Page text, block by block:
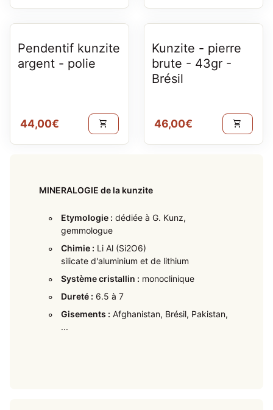
Pendentif kunzite
argent - polie
Prix normal
44,00€ shopping_cart
Kunzite - pierre
brute - 43gr -
Brésil
Prix normal
46,00€ shopping_cart
MINERALOGIE de la kunzite
Etymologie : dédiée à G. Kunz,
gemmologue
Chimie : Li Al (Si2O6)
silicate d'aluminium et de lithium
Système cristallin : monoclinique
Dureté : 6.5 à 7
Gisements : Afghanistan, Brésil, Pakistan,
...